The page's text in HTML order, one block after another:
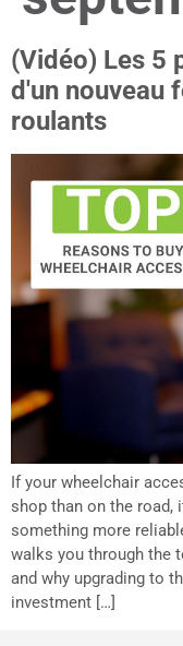
(Vidéo) Les 5
d'un nouveau
roulants
If your wheelchair
shop than on the road,
something more
walks you through the
and why upgrading to
investment […]